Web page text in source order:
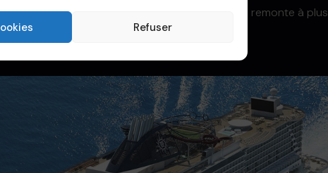
Refuser
familiale dont l’héritage en navigation maritime remonte à plus